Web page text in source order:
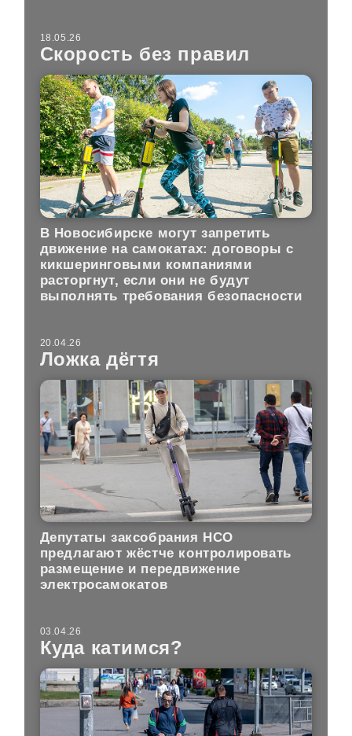
18.05.26
Скорость без правил
В Новосибирске могут запретить
движение на самокатах: договоры с
кикшеринговыми компаниями
расторгнут, если они не будут
выполнять требования безопасности
20.04.26
Ложка дёгтя
Депутаты заксобрания НСО
предлагают жёстче контролировать
размещение и передвижение
электросамокатов
03.04.26
Куда катимся?